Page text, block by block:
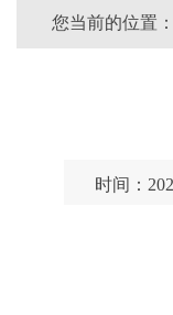
您当前的位置：
时间：